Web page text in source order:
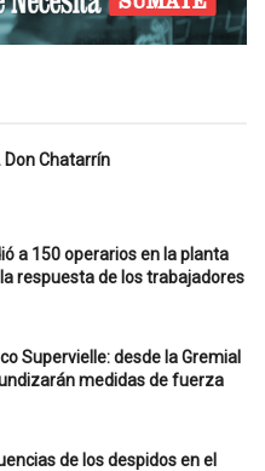
Don Chatarrín
a 150 operarios en la planta
respuesta de los trabajadores
Supervielle: desde la Gremial
medidas de fuerza
de los despidos en el